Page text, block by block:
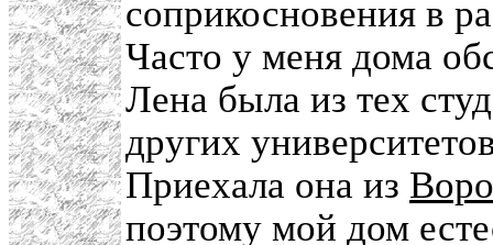
соприкосновения в
Часто у меня дома
Лена была из тех
других
Приехала она из
поэтому мой дом